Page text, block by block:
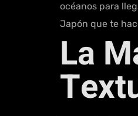
océanos para
Japón que te
La